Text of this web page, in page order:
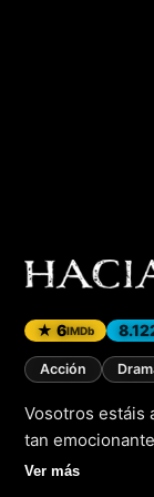
★ 6IMDb
Acción
Vosotros estáis
tan
hombre
Ver más